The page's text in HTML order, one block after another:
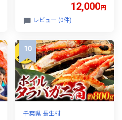
ラバ たらば 魚介類 カニ足
かに足 北海道産 ] [№5863-
12,000円
レビュー (0件)
千葉県 長生村